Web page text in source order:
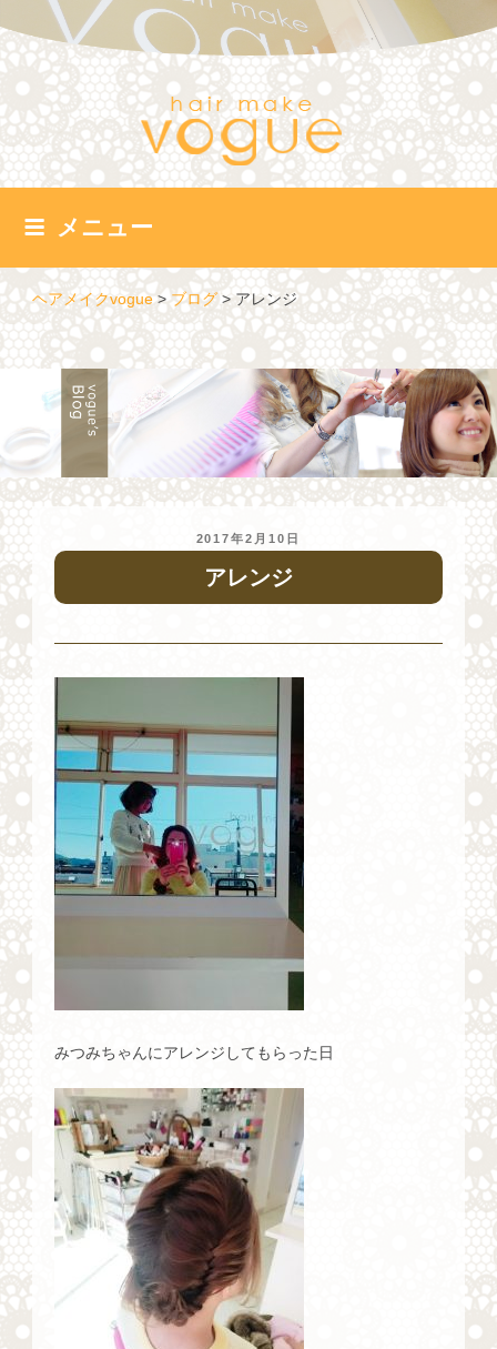
ン
テ
ツ
へ
ス
キ
メニュー
ヘアメイクvogue>ブログ>アレンジ
投
日:
2017年2月10日
アレンジ
みつみちゃんにアレンジしてもらった日